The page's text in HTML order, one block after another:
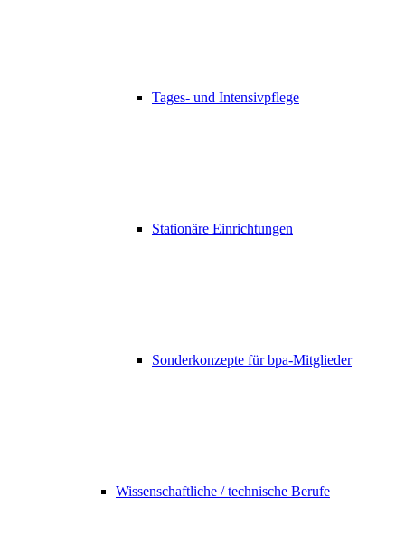
Tages- und Intensivpflege
Stationäre Einrichtungen
Sonderkonzepte für bpa-Mitglieder
Wissenschaftliche / technische Berufe